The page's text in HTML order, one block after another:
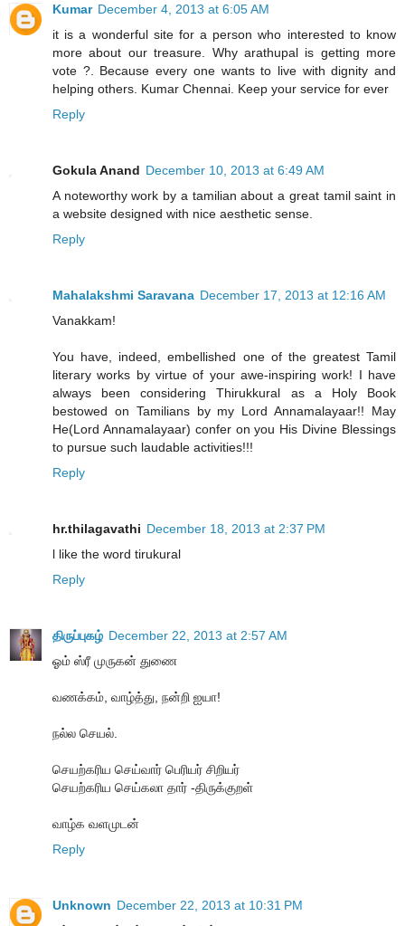
Kumar December 4, 2013 at 6:05 AM
it is a wonderful site for a person who interested to know
more about our treasure. Why arathupal is getting more
vote ?. Because every one wants to live with dignity and
helping others. Kumar Chennai. Keep your service for ever
Reply
Gokula Anand December 10, 2013 at 6:49 AM
A noteworthy work by a tamilian about a great tamil saint in
a website designed with nice aesthetic sense.
Reply
Mahalakshmi Saravana December 17, 2013 at 12:16 AM
Vanakkam!
You have, indeed, embellished one of the greatest Tamil
literary works by virtue of your awe-inspiring work! I have
always been considering Thirukkural as a Holy Book
bestowed on Tamilians by my Lord Annamalayaar!! May
He(Lord Annamalayaar) confer on you His Divine Blessings
to pursue such laudable activities!!!
Reply
hr.thilagavathi December 18, 2013 at 2:37 PM
l like the word tirukural
Reply
திருப்புகழ் December 22, 2013 at 2:57 AM
ஓம் ஸ்ரீ முருகன் துணை
வணக்கம், வாழ்த்து, நன்றி ஐயா!
நல்ல செயல்.
செயற்கரிய செய்வார் பெரியர் சிறியர்
செயற்கரிய செய்கலா தார் -திருக்குறள்
வாழ்க வளமுடன்
Reply
Unknown December 22, 2013 at 10:31 PM